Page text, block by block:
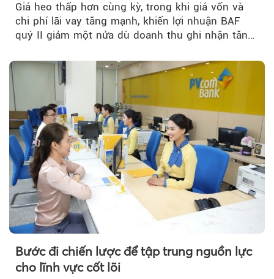
Giá heo thấp hơn cùng kỳ, trong khi giá vốn và
chi phí lãi vay tăng mạnh, khiến lợi nhuận BAF
quý II giảm một nửa dù doanh thu ghi nhận tăng
Bước đi chiến lược để tập trung nguồn lực
cho lĩnh vực cốt lõi